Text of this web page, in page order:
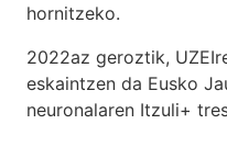
hornitzeko.
2022az geroztik,
eskaintzen da Eusko
neuronalaren Itzuli+